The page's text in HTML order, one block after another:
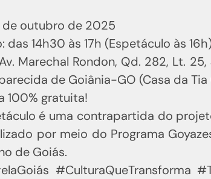
de outubro de 2025
das 14h30 às 17h (Espetáculo às
Marechal Rondon, Qd. 282, Lt.
de Goiânia-GO (Casa da
100% gratuita!
é uma contrapartida do
por meio do Programa
de Goiás.
#CulturaQueTransforma